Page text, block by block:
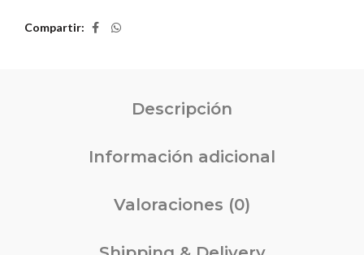
Compartir
Descripción
Información adicional
Valoraciones (0)